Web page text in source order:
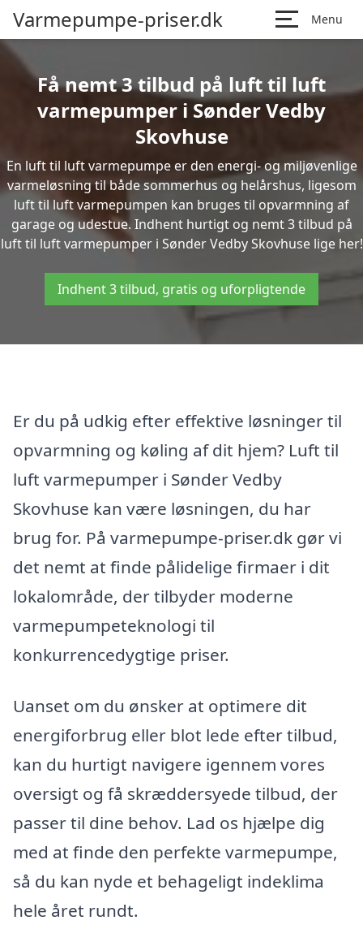
Varmepumpe-priser.dk Menu
Få nemt 3 tilbud på luft til luft
varmepumper i Sønder Vedby
Skovhuse
En luft til luft varmepumpe er den energi- og miljøvenlige
varmeløsning til både sommerhus og helårshus, ligesom
luft til luft varmepumpen kan bruges til opvarmning af
garage og udestue. Indhent hurtigt og nemt 3 tilbud på
luft til luft varmepumper i Sønder Vedby Skovhuse lige her!
Indhent 3 tilbud, gratis og uforpligtende
Er du på udkig efter effektive løsninger til
opvarmning og køling af dit hjem? Luft til
luft varmepumper i Sønder Vedby
Skovhuse kan være løsningen, du har
brug for. På varmepumpe-priser.dk gør vi
det nemt at finde pålidelige firmaer i dit
lokalområde, der tilbyder moderne
varmepumpeteknologi til
konkurrencedygtige priser.
Uanset om du ønsker at optimere dit
energiforbrug eller blot lede efter tilbud,
kan du hurtigt navigere igennem vores
oversigt og få skræddersyede tilbud, der
passer til dine behov. Lad os hjælpe dig
med at finde den perfekte varmepumpe,
så du kan nyde et behageligt indeklima
hele året rundt.